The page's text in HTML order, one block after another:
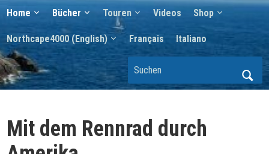
Home Bücher Touren Videos Shop
Northcape4000 (English) Français Italiano
Mit dem Rennrad durch